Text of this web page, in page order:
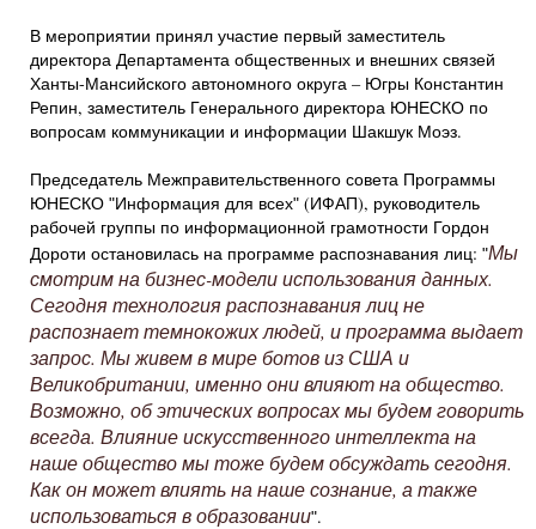
В мероприятии принял участие первый заместитель
директора Департамента общественных и внешних связей
Ханты-Мансийского автономного округа – Югры Константин
Репин, заместитель Генерального директора ЮНЕСКО по
вопросам коммуникации и информации Шакшук Моэз.
Председатель Межправительственного совета Программы
ЮНЕСКО ʺИнформация для всехʺ (ИФАП), руководитель
рабочей группы по информационной грамотности Гордон
Дороти остановилась на программе распознавания лиц: ʺМы
смотрим на бизнес-модели использования данных.
Сегодня технология распознавания лиц не
распознает темнокожих людей, и программа выдает
запрос. Мы живем в мире ботов из США и
Великобритании, именно они влияют на общество.
Возможно, об этических вопросах мы будем говорить
всегда. Влияние искусственного интеллекта на
наше общество мы тоже будем обсуждать сегодня.
Как он может влиять на наше сознание, а также
использоваться в образованииʺ.